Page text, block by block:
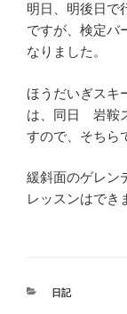
明日、明後日で
ですが、検定バ
なりました。
ほうだいぎスキ
は、同日 岩鞍
すので、そちら
緩斜面のゲレン
レッスンはでき
カ
日記